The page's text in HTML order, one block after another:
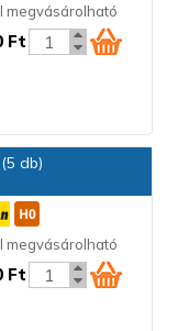
megvásárolható
Ft
db)
megvásárolható
Ft